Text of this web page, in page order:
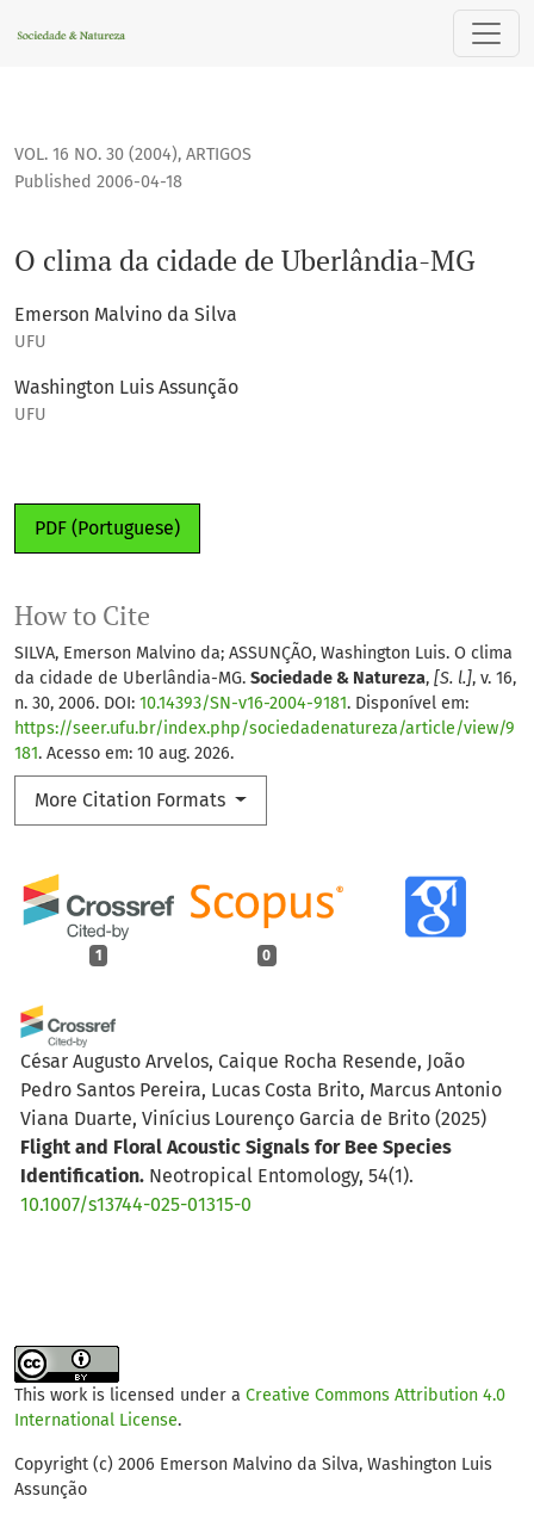
VOL. 16 NO. 30 (2004), ARTIGOS
O clima da cidade de Uberlândia-MG
Published 2006-04-18
Emerson Malvino da Silva
UFU
Washington Luis Assunção
UFU
PDF (Portuguese)
How to Cite
SILVA, Emerson Malvino da; ASSUNÇÃO, Washington Luis. O clima
da cidade de Uberlândia-MG. Sociedade & Natureza, [S. l.], v. 16,
n. 30, 2006. DOI: 10.14393/SN-v16-2004-9181. Disponível em:
https://seer.ufu.br/index.php/sociedadenatureza/article/view/9
181. Acesso em: 10 aug. 2026.
More Citation Formats
1 0
César Augusto Arvelos, Caique Rocha Resende, João
Pedro Santos Pereira, Lucas Costa Brito, Marcus Antonio
Viana Duarte, Vinícius Lourenço Garcia de Brito (2025)
Flight and Floral Acoustic Signals for Bee Species
Identification. Neotropical Entomology, 54(1).
10.1007/s13744-025-01315-0
This work is licensed under a Creative Commons Attribution 4.0
International License.
Copyright (c) 2006 Emerson Malvino da Silva, Washington Luis
Assunção